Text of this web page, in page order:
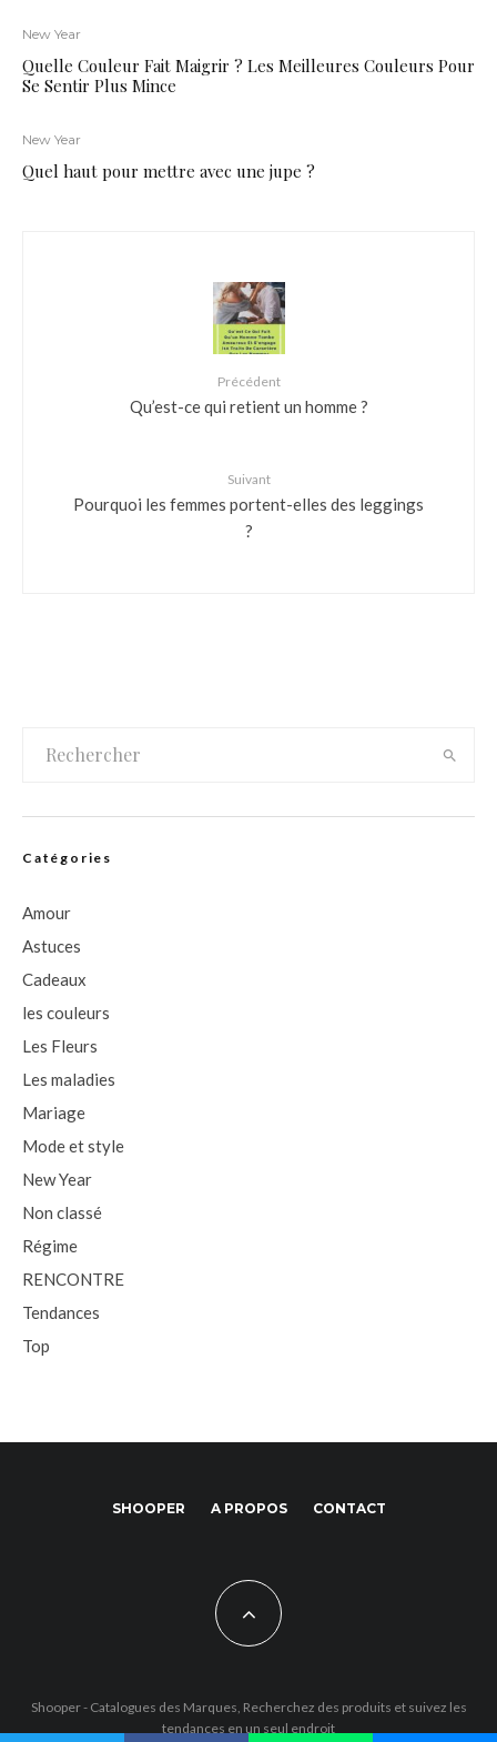
New Year
Quelle Couleur Fait Maigrir ? Les Meilleures Couleurs Pour
Se Sentir Plus Mince
New Year
Quel haut pour mettre avec une jupe ?
Précédent
Qu’est-ce qui retient un homme ?
Suivant
Pourquoi les femmes portent-elles des leggings
?
Catégories
Amour
Astuces
Cadeaux
les couleurs
Les Fleurs
Les maladies
Mariage
Mode et style
New Year
Non classé
Régime
RENCONTRE
Tendances
Top
SHOOPER A PROPOS CONTACT
Shooper - Catalogues des Marques, Recherchez des produits et suivez les
tendances en un seul endroit